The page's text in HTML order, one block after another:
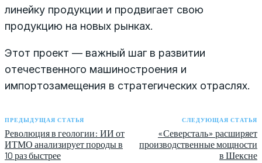
линейку продукции и продвигает свою
продукцию на новых рынках.
Этот проект — важный шаг в развитии
отечественного машиностроения и
импортозамещения в стратегических отраслях.
ПРЕДЫДУЩАЯ СТАТЬЯ
Революция в геологии: ИИ от
ИТМО анализирует породы в
10 раз быстрее
СЛЕДУЮЩАЯ СТАТЬЯ
«Северсталь» расширяет
производственные мощности
в Шексне